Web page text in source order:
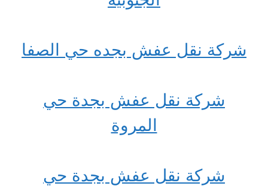
شركة نقل عفش بجده حي الصفا
شركة نقل عفش بجدة حي
المروة
شركة نقل عفش بجدة حي